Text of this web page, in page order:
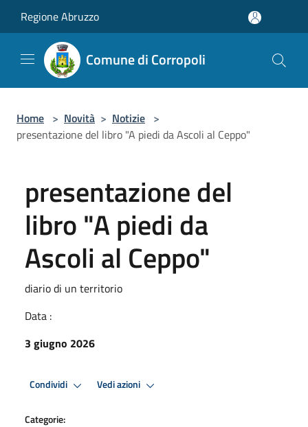
Regione Abruzzo
Comune di Corropoli
Home > Novità > Notizie >
presentazione del libro "A piedi da Ascoli al Ceppo"
presentazione del
libro "A piedi da
Ascoli al Ceppo"
diario di un territorio
Data :
3 giugno 2026
Condividi Vedi azioni
Categorie: